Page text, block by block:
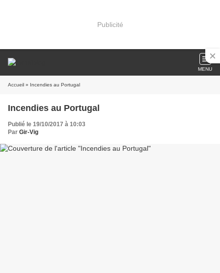
Publicité
MENU
Accueil » Incendies au Portugal
Incendies au Portugal
Publié le 19/10/2017 à 10:03
Par Gir-Vig